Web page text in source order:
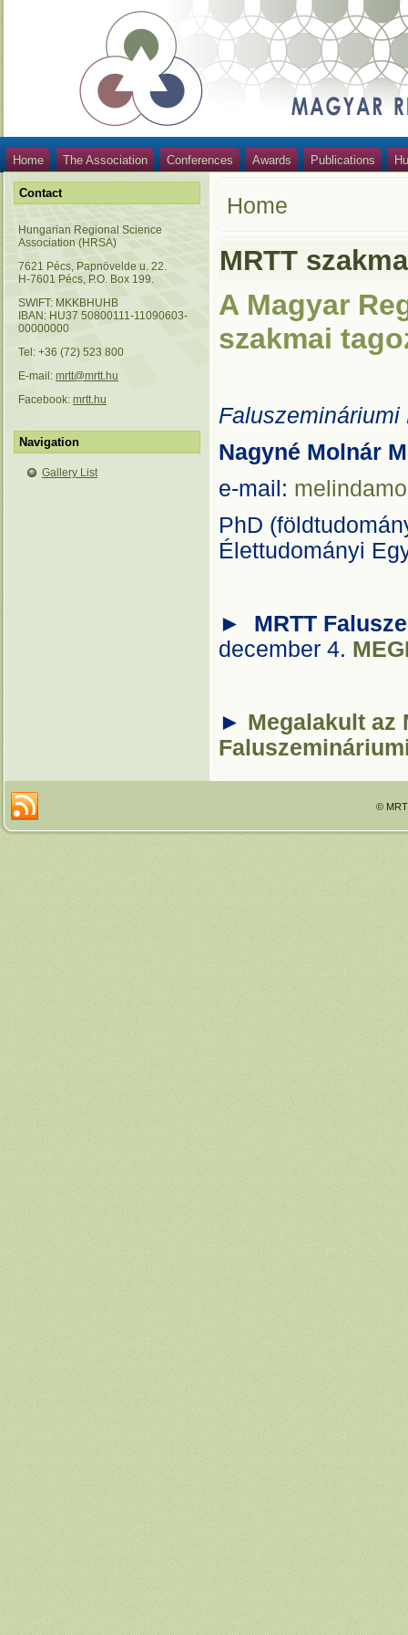
Home The Association Conferences Awards Publications
Contact
Hungarian Regional Science
Association (HRSA)
7621 Pécs, Papnövelde u. 22.
H-7601 Pécs, P.O. Box 199.
SWIFT: MKKBHUHB
IBAN: HU37 50800111-11090603-
00000000
Tel: +36 (72) 523 800
E-mail: mrtt@mrtt.hu
Facebook: mrtt.hu
Navigation
Gallery List
Home
MRTT
A Magyar
szakmai
Faluszemináriumi
Nagyné Molnár
e-mail:
PhD
Élettudományi
► MRTT
december 4.
► Megalakult az
©